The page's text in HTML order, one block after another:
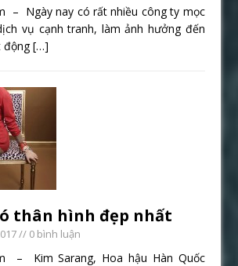
– Ngày nay có rất nhiều công ty mọc
vụ cạnh tranh, làm ảnh hưởng đến
động[…]
thân hình đẹp nhất
// 0 bình luận
– Kim Sarang, Hoa hậu Hàn Quốc